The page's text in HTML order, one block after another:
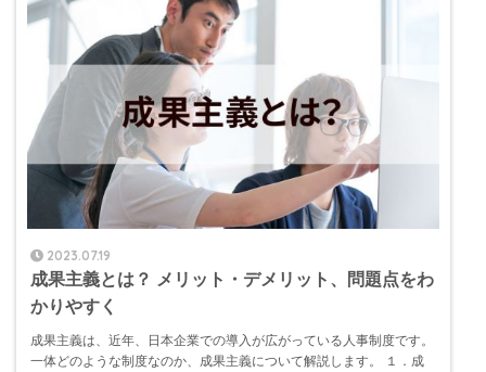
2023.07.19
成果主義とは？ メリット・デメリット、問題点をわ
かりやすく
成果主義は、近年、日本企業での導入が広がっている人事制度です。
一体どのような制度なのか、成果主義について解説します。 １．成